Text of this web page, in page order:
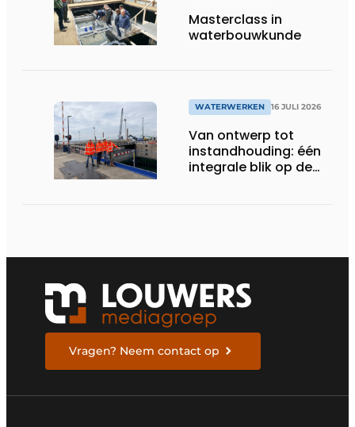
Masterclass in
waterbouwkunde
WATERWERKEN 16 JULI 2026
Van ontwerp tot
instandhouding: één
integrale blik op de
Vragen? Neem contact op